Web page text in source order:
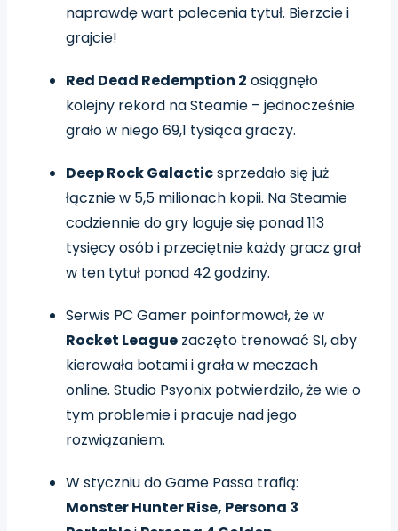
naprawdę wart polecenia tytuł. Bierzcie i
grajcie!
Red Dead Redemption 2 osiągnęło
kolejny rekord na Steamie – jednocześnie
grało w niego 69,1 tysiąca graczy.
Deep Rock Galacticsprzedało się już
łącznie w 5,5 milionach kopii. Na Steamie
codziennie do gry loguje się ponad 113
tysięcy osób i przeciętnie każdy gracz grał
w ten tytuł ponad 42 godziny.
Serwis PC Gamer poinformował, że w
Rocket League zaczęto trenować SI, aby
kierowała botami i grała w meczach
online. Studio Psyonix potwierdziło, że wie o
tym problemie i pracuje nad jego
rozwiązaniem.
W styczniu do Game Passa trafią:
Monster Hunter Rise, Persona 3